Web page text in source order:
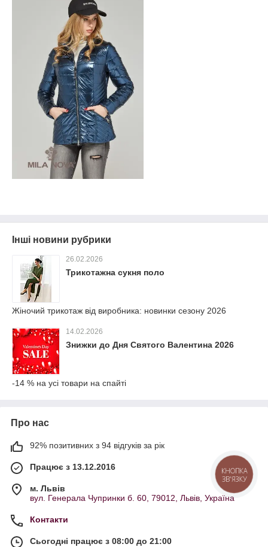
Інші новини рубрики
26.02.2026
Трикотажна сукня поло
Жіночий трикотаж від виробника: новинки сезону 2026
14.02.2026
Знижки до Дня Святого Валентина 2026
-14 % на усі товари на спайті
Про нас
92% позитивних з 94 відгуків за рік
Працює з 13.12.2016
м. Львів
вул. Генерала Чупринки б. 60, 79012, Львів, Україна
Контакти
Сьогодні працює з 08:00 до 21:00
КНОПКА
ЗВ'ЯЗКУ